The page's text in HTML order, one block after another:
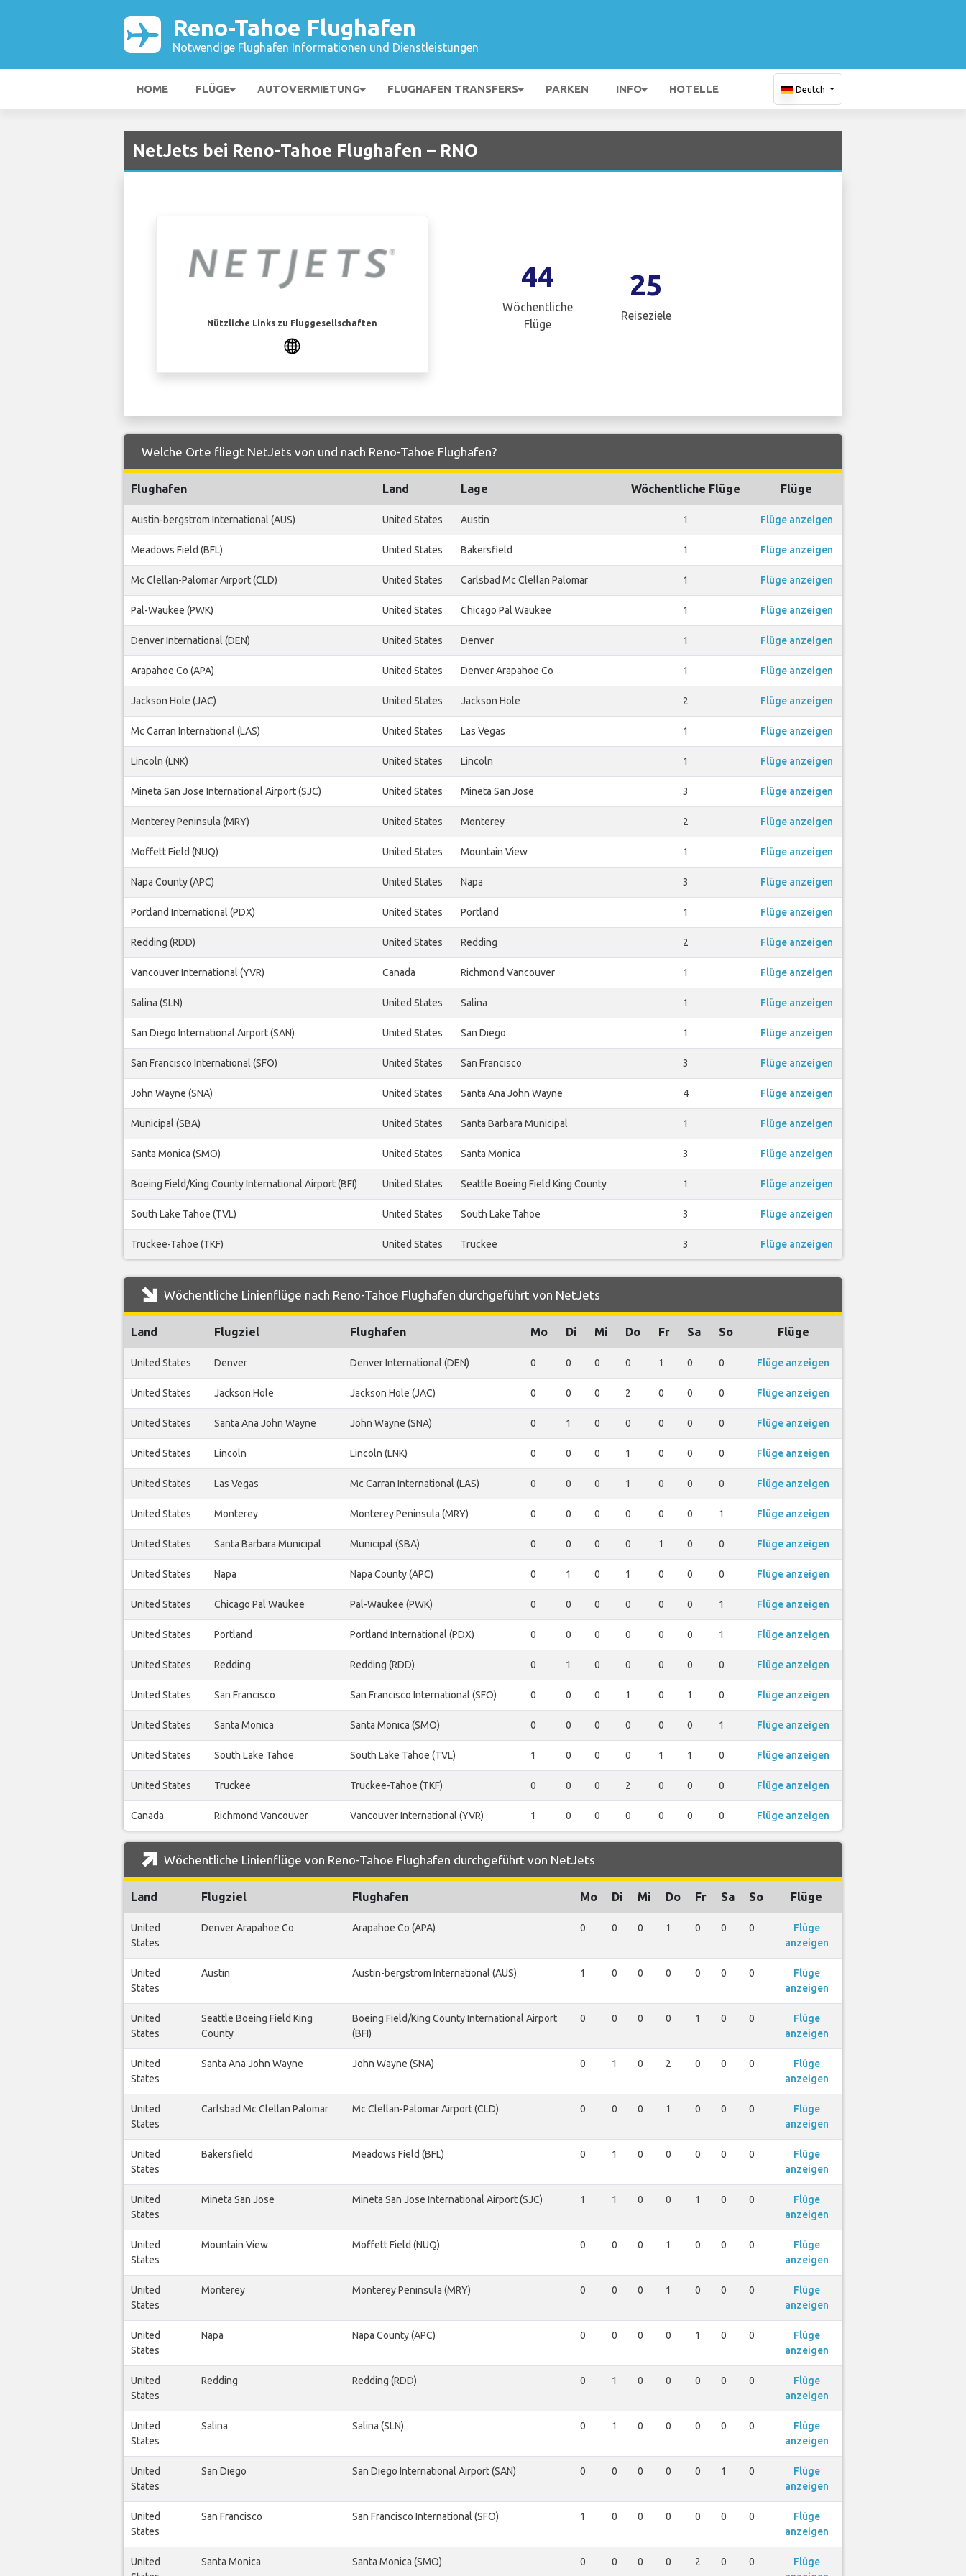
Reno-Tahoe Flughafen
Notwendige Flughafen Informationen und Dienstleistungen
HOME FLÜGE AUTOVERMIETUNG FLUGHAFEN TRANSFERS PARKEN INFO HOTELLE Deutch
NetJets bei Reno-Tahoe Flughafen – RNO
Nützliche Links zu Fluggesellschaften
44
Wöchentliche
Flüge
25
Reiseziele
Welche Orte fliegt NetJets von und nach Reno-Tahoe Flughafen?
Flughafen Land Lage Wöchentliche Flüge Flüge
Austin-bergstrom International (AUS) United States Austin 1 Flüge anzeigen
Meadows Field (BFL) United States Bakersfield 1 Flüge anzeigen
Mc Clellan-Palomar Airport (CLD) United States Carlsbad Mc Clellan Palomar 1 Flüge anzeigen
Pal-Waukee (PWK) United States Chicago Pal Waukee 1 Flüge anzeigen
Denver International (DEN) United States Denver 1 Flüge anzeigen
Arapahoe Co (APA) United States Denver Arapahoe Co 1 Flüge anzeigen
Jackson Hole (JAC) United States Jackson Hole 2 Flüge anzeigen
Mc Carran International (LAS) United States Las Vegas 1 Flüge anzeigen
Lincoln (LNK) United States Lincoln 1 Flüge anzeigen
Mineta San Jose International Airport (SJC) United States Mineta San Jose 3 Flüge anzeigen
Monterey Peninsula (MRY) United States Monterey 2 Flüge anzeigen
Moffett Field (NUQ) United States Mountain View 1 Flüge anzeigen
Napa County (APC) United States Napa 3 Flüge anzeigen
Portland International (PDX) United States Portland 1 Flüge anzeigen
Redding (RDD) United States Redding 2 Flüge anzeigen
Vancouver International (YVR) Canada Richmond Vancouver 1 Flüge anzeigen
Salina (SLN) United States Salina 1 Flüge anzeigen
San Diego International Airport (SAN) United States San Diego 1 Flüge anzeigen
San Francisco International (SFO) United States San Francisco 3 Flüge anzeigen
John Wayne (SNA) United States Santa Ana John Wayne 4 Flüge anzeigen
Municipal (SBA) United States Santa Barbara Municipal 1 Flüge anzeigen
Santa Monica (SMO) United States Santa Monica 3 Flüge anzeigen
Boeing Field/King County International Airport (BFI) United States Seattle Boeing Field King County 1 Flüge anzeigen
South Lake Tahoe (TVL) United States South Lake Tahoe 3 Flüge anzeigen
Truckee-Tahoe (TKF) United States Truckee 3 Flüge anzeigen
Wöchentliche Linienflüge nach Reno-Tahoe Flughafen durchgeführt von NetJets
Land Flugziel Flughafen Mo Di Mi Do Fr Sa So Flüge
United States Denver Denver International (DEN) 0 0 0 0 1 0 0 Flüge anzeigen
United States Jackson Hole Jackson Hole (JAC) 0 0 0 2 0 0 0 Flüge anzeigen
United States Santa Ana John Wayne John Wayne (SNA) 0 1 0 0 0 0 0 Flüge anzeigen
United States Lincoln Lincoln (LNK) 0 0 0 1 0 0 0 Flüge anzeigen
United States Las Vegas Mc Carran International (LAS) 0 0 0 1 0 0 0 Flüge anzeigen
United States Monterey Monterey Peninsula (MRY) 0 0 0 0 0 0 1 Flüge anzeigen
United States Santa Barbara Municipal Municipal (SBA) 0 0 0 0 1 0 0 Flüge anzeigen
United States Napa Napa County (APC) 0 1 0 1 0 0 0 Flüge anzeigen
United States Chicago Pal Waukee Pal-Waukee (PWK) 0 0 0 0 0 0 1 Flüge anzeigen
United States Portland Portland International (PDX) 0 0 0 0 0 0 1 Flüge anzeigen
United States Redding Redding (RDD) 0 1 0 0 0 0 0 Flüge anzeigen
United States San Francisco San Francisco International (SFO) 0 0 0 1 0 1 0 Flüge anzeigen
United States Santa Monica Santa Monica (SMO) 0 0 0 0 0 0 1 Flüge anzeigen
United States South Lake Tahoe South Lake Tahoe (TVL) 1 0 0 0 1 1 0 Flüge anzeigen
United States Truckee Truckee-Tahoe (TKF) 0 0 0 2 0 0 0 Flüge anzeigen
Canada Richmond Vancouver Vancouver International (YVR) 1 0 0 0 0 0 0 Flüge anzeigen
Wöchentliche Linienflüge von Reno-Tahoe Flughafen durchgeführt von NetJets
Land Flugziel Flughafen Mo Di Mi Do Fr Sa So Flüge
United
States
Denver Arapahoe Co Arapahoe Co (APA) 0 0 0 1 0 0 0
Flüge
anzeigen
United
States
Austin Austin-bergstrom International (AUS) 1 0 0 0 0 0 0
Flüge
anzeigen
United
States
Seattle Boeing Field King
County
Boeing Field/King County International Airport
(BFI)
0 0 0 0 1 0 0
Flüge
anzeigen
United
States
Santa Ana John Wayne John Wayne (SNA) 0 1 0 2 0 0 0
Flüge
anzeigen
United
States
Carlsbad Mc Clellan Palomar Mc Clellan-Palomar Airport (CLD) 0 0 0 1 0 0 0
Flüge
anzeigen
United
States
Bakersfield Meadows Field (BFL) 0 1 0 0 0 0 0
Flüge
anzeigen
United
States
Mineta San Jose Mineta San Jose International Airport (SJC) 1 1 0 0 1 0 0
Flüge
anzeigen
United
States
Mountain View Moffett Field (NUQ) 0 0 0 1 0 0 0
Flüge
anzeigen
United
States
Monterey Monterey Peninsula (MRY) 0 0 0 1 0 0 0
Flüge
anzeigen
United
States
Napa Napa County (APC) 0 0 0 0 1 0 0
Flüge
anzeigen
United
States
Redding Redding (RDD) 0 1 0 0 0 0 0
Flüge
anzeigen
United
States
Salina Salina (SLN) 0 1 0 0 0 0 0
Flüge
anzeigen
United
States
San Diego San Diego International Airport (SAN) 0 0 0 0 0 1 0
Flüge
anzeigen
United
States
San Francisco San Francisco International (SFO) 1 0 0 0 0 0 0
Flüge
anzeigen
United
Santa Monica Santa Monica (SMO) 0 0 0 0 2 0 0
Flüge